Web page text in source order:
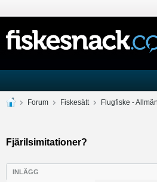
Forum Fiskesätt Flugfiske -
Fjärilsimitationer?
INLÄGG